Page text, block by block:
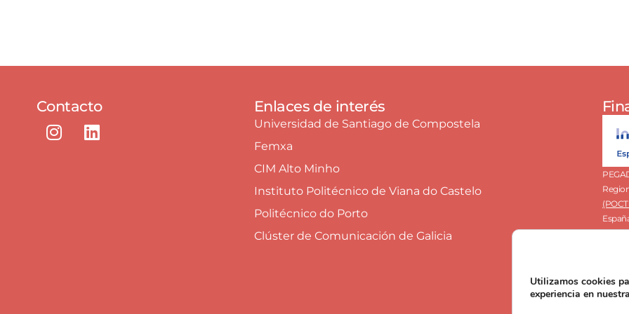
Contacto Enlaces de interés
Universidad de Santiago de Compostela
Femxa
CIM Alto Minho
Instituto Politécnico de Viana do Castelo
Politécnico do Porto
Clúster de Comunicación de Galicia
a 28
Utilizamos cookies
experiencia en